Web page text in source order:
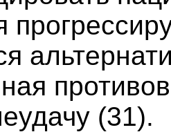
(31).